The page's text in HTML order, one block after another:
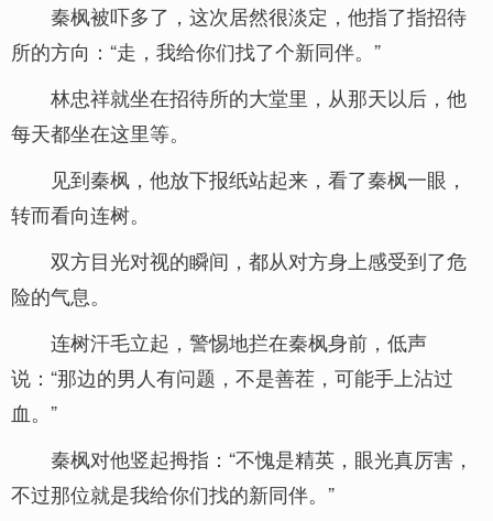
秦枫被吓多了，这次居然很淡定，他指了指招待
所的方向：“走，我给你们找了个新同伴。”
林忠祥就坐在招待所的大堂里，从那天以后，他
每天都坐在这里等。
见到秦枫，他放下报纸站起来，看了秦枫一眼，
转而看向连树。
双方目光对视的瞬间，都从对方身上感受到了危
险的气息。
连树汗毛立起，警惕地拦在秦枫身前，低声
说：“那边的男人有问题，不是善茬，可能手上沾过
血。”
秦枫对他竖起拇指：“不愧是精英，眼光真厉害，
不过那位就是我给你们找的新同伴。”